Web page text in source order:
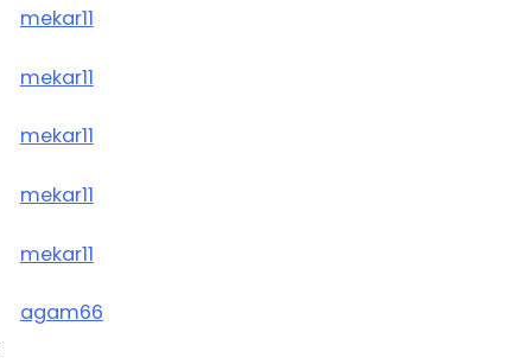
mekar11
mekar11
mekar11
mekar11
mekar11
agam66